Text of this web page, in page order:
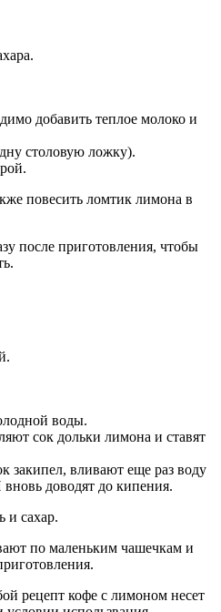
добавить теплое молоко и
столовую ложку).
повесить ломтик лимона в
после приготовления, чтобы
воды.
сок дольки лимона и ставят
закипел, вливают еще раз воду
доводят до кипения.
и сахар.
по маленьким чашечкам и
рецепт кофе с лимоном несет